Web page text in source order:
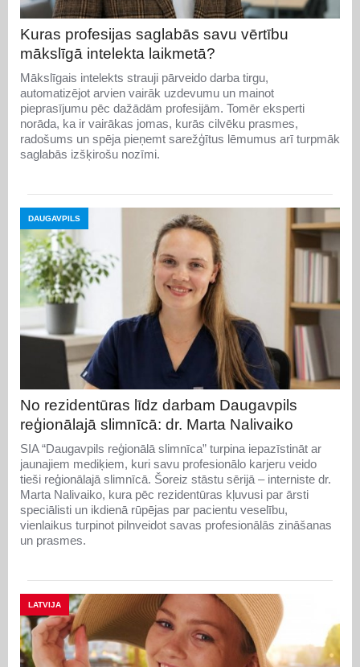
Kuras profesijas saglabās savu vērtību
mākslīgā intelekta laikmetā?
Mākslīgais intelekts strauji pārveido darba tirgu,
automatizējot arvien vairāk uzdevumu un mainot
pieprasījumu pēc dažādām profesijām. Tomēr eksperti
norāda, ka ir vairākas jomas, kurās cilvēku prasmes,
radošums un spēja pieņemt sarežģītus lēmumus arī turpmāk
saglabās izšķirošu nozīmi.
DAUGAVPILS
No rezidentūras līdz darbam Daugavpils
reģionālajā slimnīcā: dr. Marta Nalivaiko
SIA “Daugavpils reģionālā slimnīca” turpina iepazīstināt ar
jaunajiem mediķiem, kuri savu profesionālo karjeru veido
tieši reģionālajā slimnīcā. Šoreiz stāstu sērijā – interniste dr.
Marta Nalivaiko, kura pēc rezidentūras kļuvusi par ārsti
speciālisti un ikdienā rūpējas par pacientu veselību,
vienlaikus turpinot pilnveidot savas profesionālās zināšanas
un prasmes.
LATVIJA